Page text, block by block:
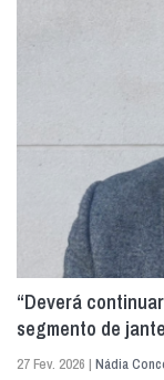
“Deverá
segmento de
27 Fev. 2026 | Nádia